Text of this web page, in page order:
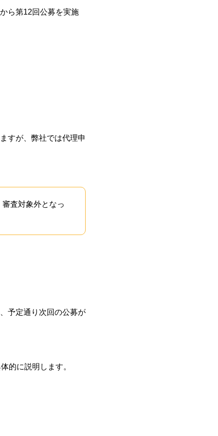
ら第12回公募を実施
すが、弊社では代理申
査対象外となっ
予定通り次回の公募が
的に説明します。